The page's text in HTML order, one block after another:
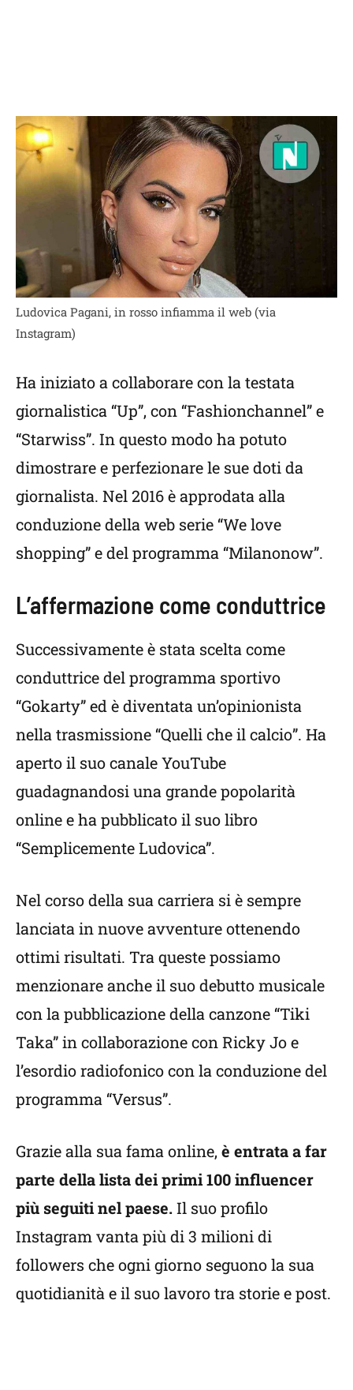
Ludovica Pagani, in rosso infiamma il web (via
Instagram)
Ha iniziato a collaborare con la testata
giornalistica “Up”, con “Fashionchannel” e
“Starwiss”. In questo modo ha potuto
dimostrare e perfezionare le sue doti da
giornalista. Nel 2016 è approdata alla
conduzione della web serie “We love
shopping” e del programma “Milanonow”.
L’affermazione come conduttrice
Successivamente è stata scelta come
conduttrice del programma sportivo
“Gokarty” ed è diventata un’opinionista
nella trasmissione “Quelli che il calcio”. Ha
aperto il suo canale YouTube
guadagnandosi una grande popolarità
online e ha pubblicato il suo libro
“Semplicemente Ludovica”.
Nel corso della sua carriera si è sempre
lanciata in nuove avventure ottenendo
ottimi risultati. Tra queste possiamo
menzionare anche il suo debutto musicale
con la pubblicazione della canzone “Tiki
Taka” in collaborazione con Ricky Jo e
l’esordio radiofonico con la conduzione del
programma “Versus”.
Grazie alla sua fama online, è entrata a far
parte della lista dei primi 100 influencer
più seguiti nel paese.Il suo profilo
Instagram vanta più di 3 milioni di
followers che ogni giorno seguono la sua
quotidianità e il suo lavoro tra storie e post.